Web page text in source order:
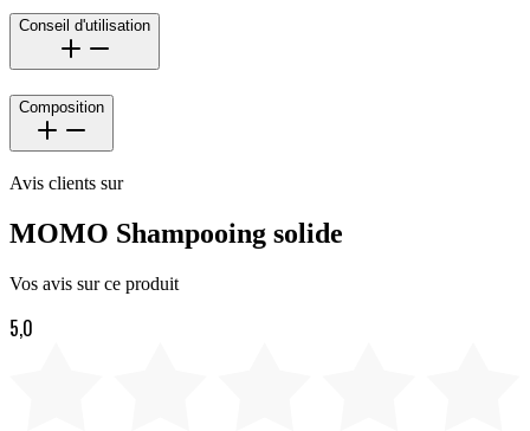
Conseil d'utilisation
Composition
Avis clients sur
MOMO Shampooing solide
Vos avis sur ce produit
5,0